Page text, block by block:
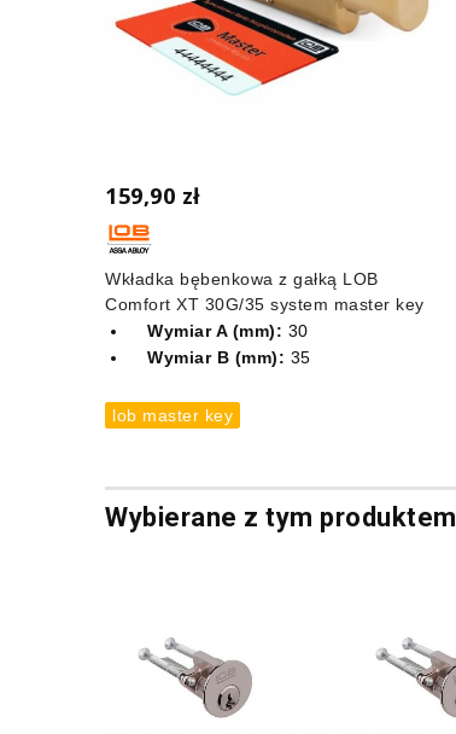
159,90 zł
Wkładka bębenkowa z gałką LOB
Comfort XT 30G/35 system master key
Wymiar A (mm): 30
Wymiar B (mm): 35
lob master key
Wybierane z tym produktem